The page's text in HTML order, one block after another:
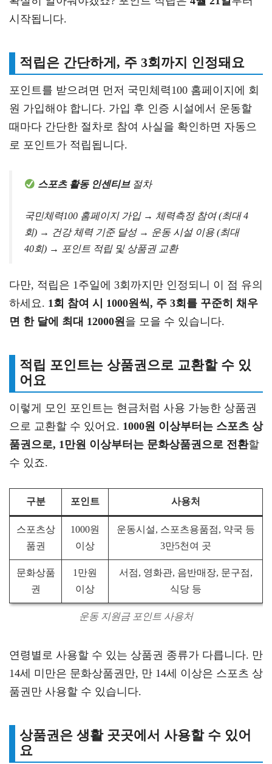
시작됩니다.
적립은 간단하게, 주 3회까지 인정돼요
포인트를 받으려면 먼저 국민체력100 홈페이지에 회
원 가입해야 합니다. 가입 후 인증 시설에서 운동할
때마다 간단한 절차로 참여 사실을 확인하면 자동으
로 포인트가 적립됩니다.
스포츠 활동 인센티브 절차
국민체력100 홈페이지 가입 → 체력측정 참여 (최대 4
회) → 건강 체력 기준 달성 → 운동 시설 이용 (최대
40회) → 포인트 적립 및 상품권 교환
다만, 적립은 1주일에 3회까지만 인정되니 이 점 유의
하세요. 1회 참여 시 1000원씩, 주 3회를 꾸준히 채우
면 한 달에 최대 12000원 을 모을 수 있습니다.
적립 포인트는 상품권으로 교환할 수 있
어요
이렇게 모인 포인트는 현금처럼 사용 가능한 상품권
으로 교환할 수 있어요. 1000원 이상부터는 스포츠 상
품권으로, 1만원 이상부터는 문화상품권으로 전환할
수 있죠.
구분 포인트 사용처
스포츠상
품권
1000원
이상
운동시설, 스포츠용품점, 약국 등
3만5천여 곳
문화상품
권
1만원
이상
서점, 영화관, 음반매장, 문구점,
식당 등
운동 지원금 포인트 사용처
연령별로 사용할 수 있는 상품권 종류가 다릅니다. 만
14세 미만은 문화상품권만, 만 14세 이상은 스포츠 상
품권만 사용할 수 있습니다.
상품권은 생활 곳곳에서 사용할 수 있어
요